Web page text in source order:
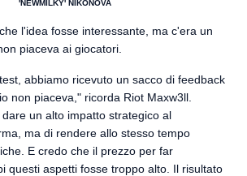
'NEWMILKY' NIKONOVA
l'idea fosse interessante, ma c'era un
piaceva ai giocatori.
abbiamo ricevuto un sacco di feedback
non piaceva," ricorda Riot Maxw3ll.
un alto impatto strategico al
ma di rendere allo stesso tempo
E credo che il prezzo per far
questi aspetti fosse troppo alto. Il risultato